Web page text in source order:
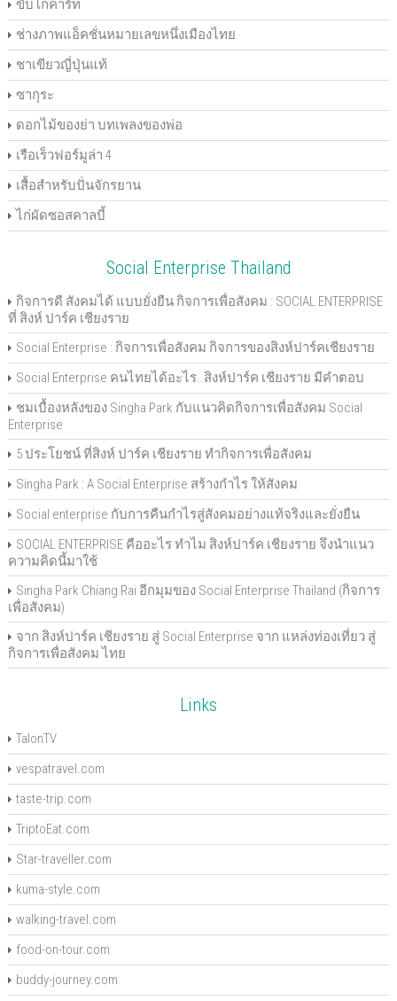
ขับโกคาร์ท
ช่างภาพแอ็คชั่นหมายเลขหนึ่งเมืองไทย
ชาเขียวญี่ปุ่นแท้
ซากุระ
ดอกไม้ของย่า บทเพลงของพ่อ
เรือเร็วฟอร์มูล่า 4
เสื้อสำหรับปั่นจักรยาน
ไก่ผัดซอสคาลบี้
Social Enterprise Thailand
กิจการดี สังคมได้ แบบยั่งยืน กิจการเพื่อสังคม : SOCIAL ENTERPRISE
ที่ สิงห์ ปาร์ค เชียงราย
Social Enterprise : กิจการเพื่อสังคม กิจการของสิงห์ปาร์คเชียงราย
Social Enterprise คนไทยได้อะไร..สิงห์ปาร์ค เชียงราย มีคำตอบ
ชมเบื้องหลังของ Singha Park กับแนวคิดกิจการเพื่อสังคม Social
Enterprise
5 ประโยชน์ ที่สิงห์ ปาร์ค เชียงราย ทำกิจการเพื่อสังคม
Singha Park : A Social Enterprise สร้างกำไร ให้สังคม
Social enterprise กับการคืนกำไรสู่สังคมอย่างแท้จริงและยั่งยืน
SOCIAL ENTERPRISE คืออะไร ทำไม สิงห์ปาร์ค เชียงราย จึงนำแนว
ความคิดนี้มาใช้
Singha Park Chiang Rai อีกมุมของ Social Enterprise Thailand (กิจการ
เพื่อสังคม)
จาก สิงห์ปาร์ค เชียงราย สู่ Social Enterprise จาก แหล่งท่องเที่ยว สู่
กิจการเพื่อสังคม ไทย
Links
TalonTV
vespatravel.com
taste-trip.com
TriptoEat.com
Star-traveller.com
kuma-style.com
walking-travel.com
food-on-tour.com
buddy-journey.com